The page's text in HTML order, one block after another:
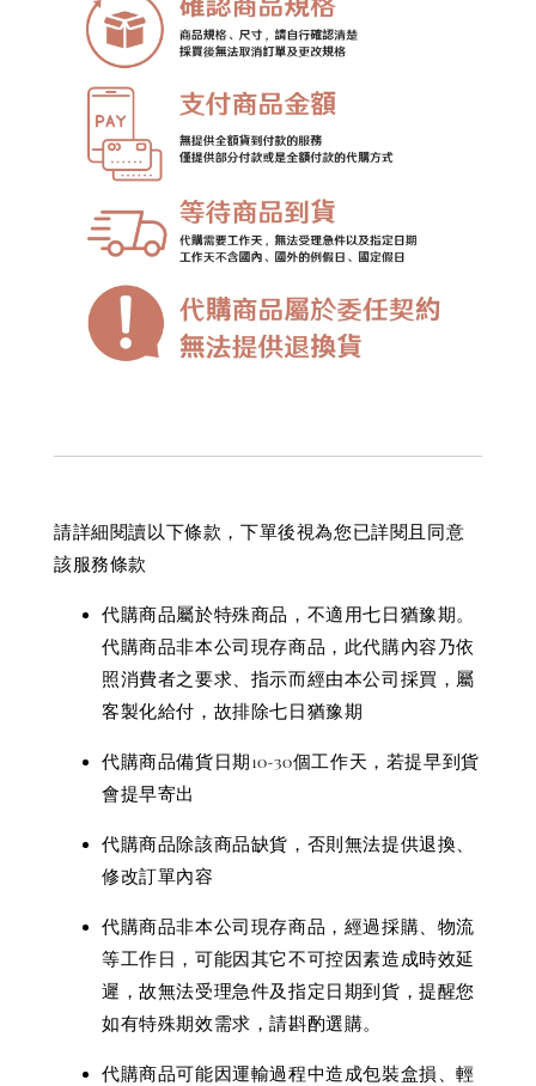
請詳細閱讀以下條款，下單後視為您已詳閱且同意
該服務條款
代購商品屬於特殊商品，不適用七日猶豫期。
代購商品非本公司現存商品，此代購內容乃依
照消費者之要求、指示而經由本公司採買，屬
客製化給付，故排除七日猶豫期
代購商品備貨日期10-30個工作天，若提早到貨
會提早寄出
代購商品除該商品缺貨，否則無法提供退換、
修改訂單內容
代購商品非本公司現存商品，經過採購、物流
等工作日，可能因其它不可控因素造成時效延
遲，故無法受理急件及指定日期到貨，提醒您
如有特殊期效需求，請斟酌選購。
代購商品可能因運輸過程中造成包裝盒損、輕